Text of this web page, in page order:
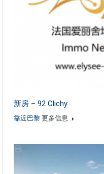
新房 – 92 Clichy
靠近巴黎 更多信息